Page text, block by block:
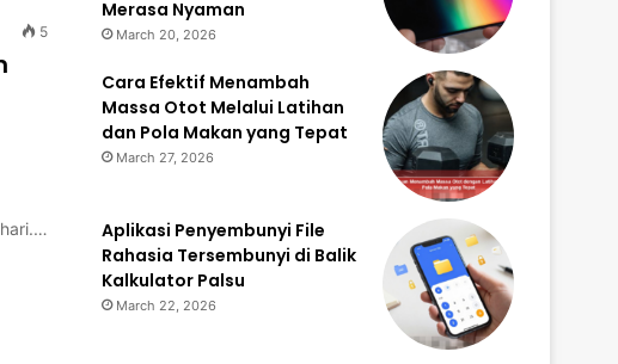
5
Merasa Nyaman
March 20, 2026
Cara Efektif Menambah
Massa Otot Melalui Latihan
dan Pola Makan yang Tepat
March 27, 2026
Aplikasi Penyembunyi File
Rahasia Tersembunyi di Balik
Kalkulator Palsu
March 22, 2026